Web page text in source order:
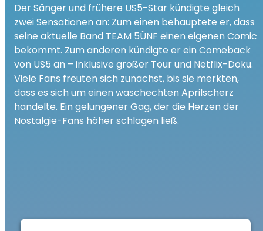
Der Sänger und frühere US5-Star kündigte gleich
zwei Sensationen an: Zum einen behauptete er, dass
seine aktuelle Band TEAM 5ÜNF einen eigenen Comic
bekommt. Zum anderen kündigte er ein Comeback
von US5 an – inklusive großer Tour und Netflix-Doku.
Viele Fans freuten sich zunächst, bis sie merkten,
dass es sich um einen waschechten Aprilscherz
handelte. Ein gelungener Gag, der die Herzen der
Nostalgie-Fans höher schlagen ließ.